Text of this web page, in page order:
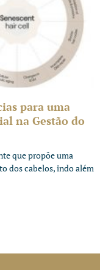
para uma
na Gestão do
que propõe uma
dos cabelos, indo além